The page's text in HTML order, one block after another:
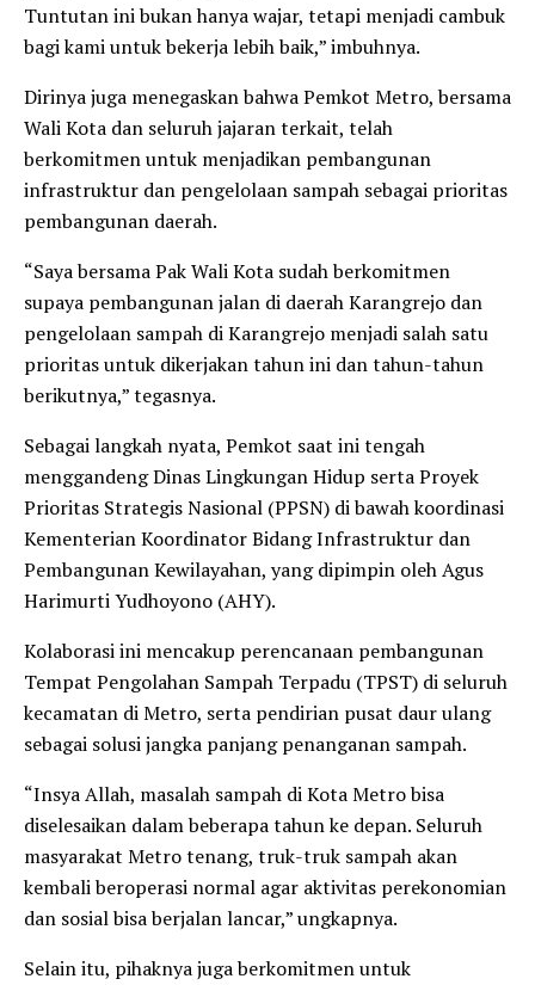
Tuntutan ini bukan hanya wajar, tetapi menjadi cambuk
bagi kami untuk bekerja lebih baik,” imbuhnya.
Dirinya juga menegaskan bahwa Pemkot Metro, bersama
Wali Kota dan seluruh jajaran terkait, telah
berkomitmen untuk menjadikan pembangunan
infrastruktur dan pengelolaan sampah sebagai prioritas
pembangunan daerah.
“Saya bersama Pak Wali Kota sudah berkomitmen
supaya pembangunan jalan di daerah Karangrejo dan
pengelolaan sampah di Karangrejo menjadi salah satu
prioritas untuk dikerjakan tahun ini dan tahun-tahun
berikutnya,” tegasnya.
Sebagai langkah nyata, Pemkot saat ini tengah
menggandeng Dinas Lingkungan Hidup serta Proyek
Prioritas Strategis Nasional (PPSN) di bawah koordinasi
Kementerian Koordinator Bidang Infrastruktur dan
Pembangunan Kewilayahan, yang dipimpin oleh Agus
Harimurti Yudhoyono (AHY).
Kolaborasi ini mencakup perencanaan pembangunan
Tempat Pengolahan Sampah Terpadu (TPST) di seluruh
kecamatan di Metro, serta pendirian pusat daur ulang
sebagai solusi jangka panjang penanganan sampah.
“Insya Allah, masalah sampah di Kota Metro bisa
diselesaikan dalam beberapa tahun ke depan. Seluruh
masyarakat Metro tenang, truk-truk sampah akan
kembali beroperasi normal agar aktivitas perekonomian
dan sosial bisa berjalan lancar,” ungkapnya.
Selain itu, pihaknya juga berkomitmen untuk